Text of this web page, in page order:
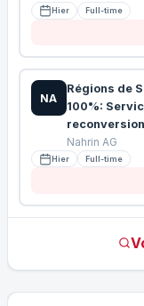
Hier Full-time
NA
Régions de
100%:
Nahrin AG
Hier Full-time